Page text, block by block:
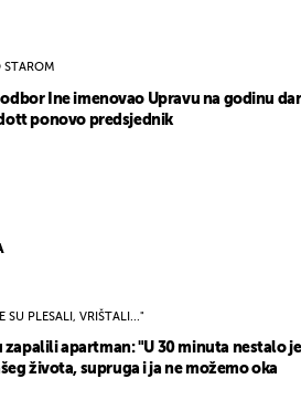
STAROM
Ine imenovao Upravu na godinu
ponovo predsjednik
SU PLESALI, VRIŠTALI..."
zapalili apartman: "U 30 minuta nestalo
života, supruga i ja ne možemo oka